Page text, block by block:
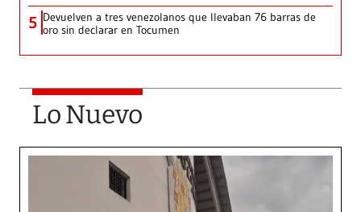
5 Devuelven a tres venezolanos que llevaban 76 barras de
oro sin declarar en Tocumen
Lo Nuevo